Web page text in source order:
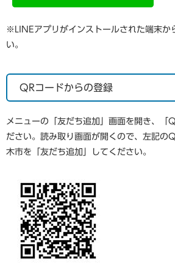
※LINEアプリがインストールされた端末か
い。
QRコードからの登録
メニューの「友だち追加」画面を開き、「
ださい。読み取り画面が開くので、左記の
木市を「友だち追加」してください。